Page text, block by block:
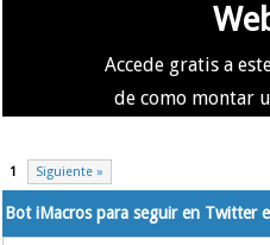
Accede gratis a
de como montar
1 Siguiente »
Bot iMacros para seguir en Twitter